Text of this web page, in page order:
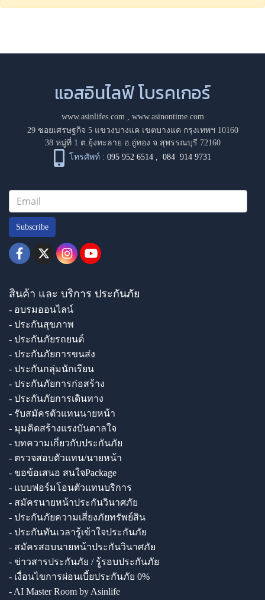
แอสอินไลฟ์ โบรคเกอร์
www.asinlifes.com, www.asinontime.com
29 ซอยเศรษฐกิจ 5 แขวงบางแค เขตบางแค กรุงเทพฯ 10160
38 หมู่ที่ 1 ต.ยุ้งทะลาย อ.อู่ทอง จ.สุพรรณบุรี 72160
โทรศัพท์ : 095 952 6514 ,084 914 9731
Subscribe
สินค้า และ บริการ ประกันภัย
- อบรมออนไลน์
- ประกันสุขภาพ
- ประกันภัยรถยนต์
- ประกันภัยการขนส่ง
- ประกันกลุ่มนักเรียน
- ประกันภัยการก่อสร้าง
- ประกันภัยการเดินทาง
- รับสมัครตัวแทนนายหน้า
- มุมคิดสร้างแรงบันดาลใจ
- บทความเกี่ยวกับประกันภัย
- ตรวจสอบตัวแทน/นายหน้า
- ขอข้อเสนอ สนใจPackage
- แบบฟอร์มโอนตัวแทนบริการ
- สมัครนายหน้าประกันวินาศภัย
- ประกันภัยความเสี่ยงภัยทรัพย์สิน
- ประกันทันเวลารู้เข้าใจประกันภัย
- สมัครสอบนายหน้าประกันวินาศภัย
- ข่าวสารประกันภัย / รู้รอบประกันภัย
- เงื่อนไขการผ่อนเบี้ยประกันภัย 0%
- AI Master Room by Asinlife